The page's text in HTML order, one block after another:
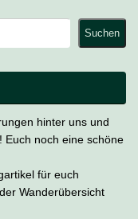
Suchen
hinter uns und
Euch noch eine schöne
für euch
Wanderübersicht